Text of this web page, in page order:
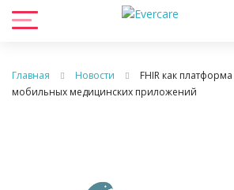
Главная Новости
FHIR как
мобильных медицинских приложений